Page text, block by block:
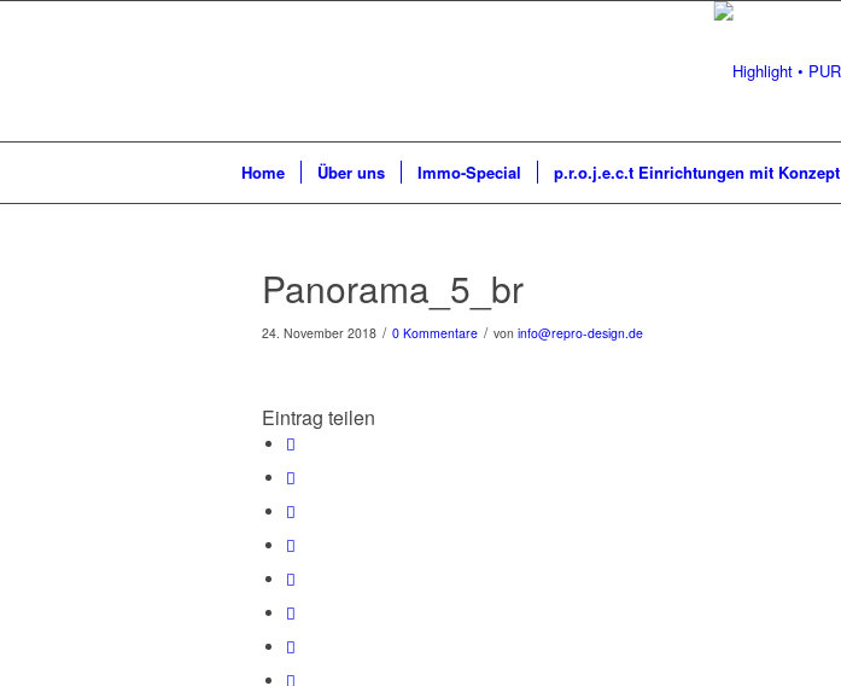
Home Über uns Immo-Special p.r.o.j.e.c.t Einrichtungen mit Konzept
Panorama_5_br
24. November 2018 / 0 Kommentare / von info@repro-design.de
Eintrag teilen